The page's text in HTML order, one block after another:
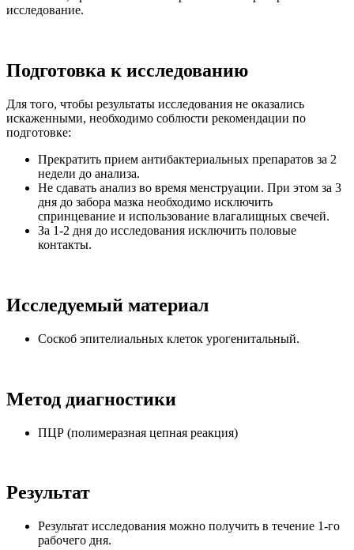
исследование.
Подготовка к исследованию
Для того, чтобы результаты исследования не оказались
искаженными, необходимо соблюсти рекомендации по
подготовке:
Прекратить прием антибактериальных препаратов за 2
недели до анализа.
Не сдавать анализ во время менструации. При этом за 3
дня до забора мазка необходимо исключить
спринцевание и использование влагалищных свечей.
За 1-2 дня до исследования исключить половые
контакты.
Исследуемый материал
Соскоб эпителиальных клеток урогенитальный.
Метод диагностики
ПЦР (полимеразная цепная реакция)
Результат
Результат исследования можно получить в течение 1-го
рабочего дня.